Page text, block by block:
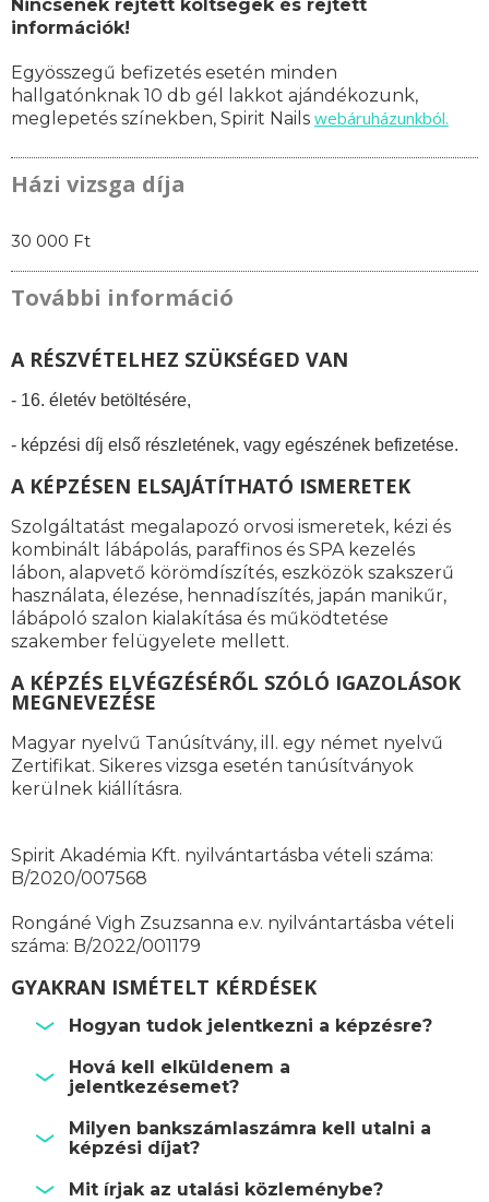
Nincsenek rejtett költségek és rejtett
információk!
Egyösszegű befizetés esetén minden
hallgatónknak 10 db gél lakkot ajándékozunk,
meglepetés színekben, Spirit Nails webáruházunkból.
Házi vizsga díja
30 000 Ft
További információ
A RÉSZVÉTELHEZ SZÜKSÉGED VAN
- 16. életév betöltésére,
- képzési díj első részletének, vagy egészének befizetése.
A KÉPZÉSEN ELSAJÁTÍTHATÓ ISMERETEK
Szolgáltatást megalapozó orvosi ismeretek, kézi és
kombinált lábápolás, paraffinos és SPA kezelés
lábon, alapvető körömdíszítés, eszközök szakszerű
használata, élezése, hennadíszítés, japán manikűr,
lábápoló szalon kialakítása és működtetése
szakember felügyelete mellett.
A KÉPZÉS ELVÉGZÉSÉRŐL SZÓLÓ IGAZOLÁSOK
MEGNEVEZÉSE
Magyar nyelvű Tanúsítvány, ill. egy német nyelvű
Zertifikat. Sikeres vizsga esetén tanúsítványok
kerülnek kiállításra.
Spirit Akadémia Kft. nyilvántartásba vételi száma:
B/2020/007568
Rongáné Vigh Zsuzsanna e.v. nyilvántartásba vételi
száma: B/2022/001179
GYAKRAN ISMÉTELT KÉRDÉSEK
Hogyan tudok jelentkezni a képzésre?
Hová kell elküldenem a
jelentkezésemet?
Milyen bankszámlaszámra kell utalni a
képzési díjat?
Mit írjak az utalási közleménybe?